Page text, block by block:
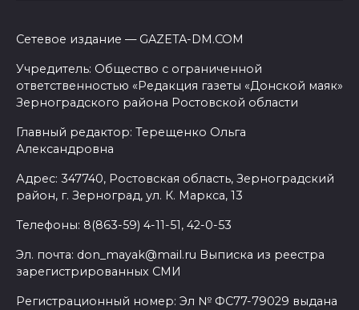
Сетевое издание — GAZETA-DM.COM
Учредитель: Общество с ограниченной
ответственностью «Редакция газеты «Донской маяк»
Зерноградского района Ростовской области
Главный редактор: Терещенко Ольга
Александровна
Адрес: 347740, Ростовская область, Зерноградский
район, г. Зерноград, ул. К. Маркса, 13
Телефоны: 8(863-59) 4-11-51, 42-0-53
Эл. почта: don_mayak@mail.ru Выписка из реестра
зарегистрированных СМИ
Регистрационный номер: Эл № ФС77-79029 выдана